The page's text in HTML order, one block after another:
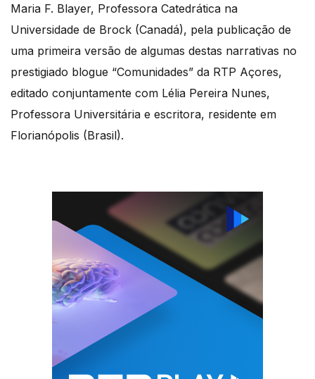
Maria F. Blayer, Professora Catedrática na
Universidade de Brock (Canadá), pela publicação de
uma primeira versão de algumas destas narrativas no
prestigiado blogue “Comunidades” da RTP Açores,
editado conjuntamente com Lélia Pereira Nunes,
Professora Universitária e escritora, residente em
Florianópolis (Brasil).